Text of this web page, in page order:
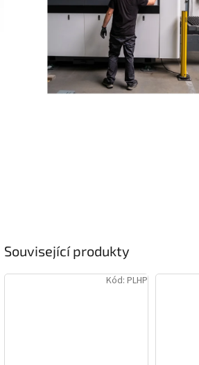
Související produkty
Kód:PLHP